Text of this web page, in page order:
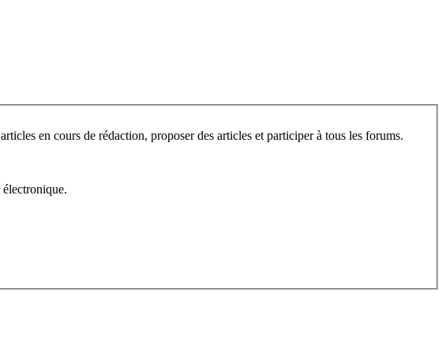
L’espace privé de ce site est ouvert aux visiteurs, après inscription. Une fois enregistré, vous pourrez consulter les articles en cours de rédaction, proposer des articles et participer à tous les forums.